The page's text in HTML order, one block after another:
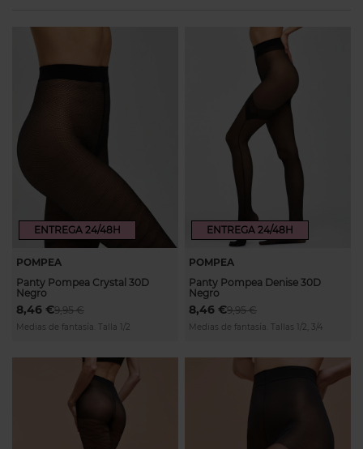
ENTREGA 24/48H
POMPEA
Panty Pompea Crystal 30D
Negro
9,95 €
8,46 €
Medias de fantasía. Talla 1/2
ENTREGA 24/48H
POMPEA
Panty Pompea Denise 30D
Negro
9,95 €
8,46 €
Medias de fantasía. Tallas 1/2, 3/4